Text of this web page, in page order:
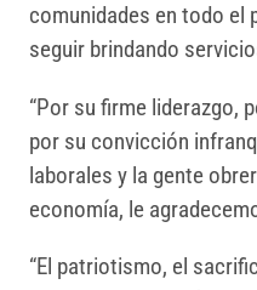
comunidades en todo el
seguir brindando
“Por su firme liderazgo,
por su convicción
laborales y la gente
economía, le
“El patriotismo, el